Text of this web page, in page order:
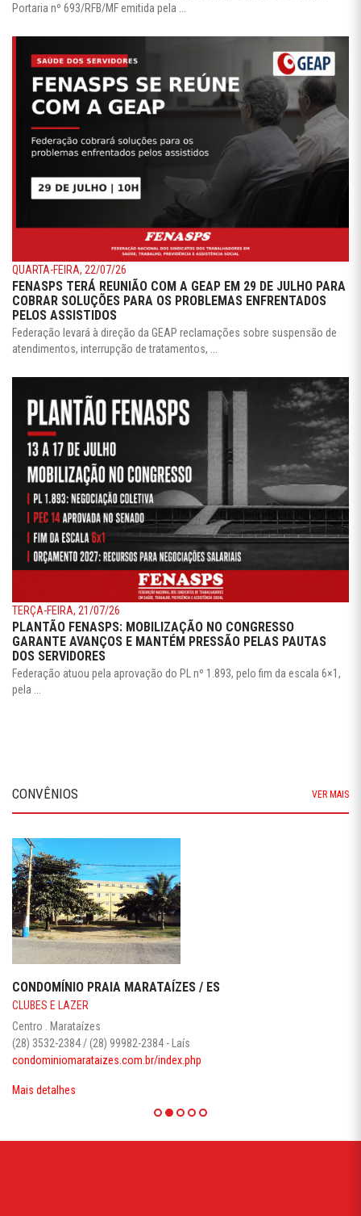
Portaria nº 693/RFB/MF emitida pela ...
QUARTA-FEIRA, 22/07/26
FENASPS TERÁ REUNIÃO COM A GEAP EM 29 DE JULHO PARA
COBRAR SOLUÇÕES PARA OS PROBLEMAS ENFRENTADOS
PELOS ASSISTIDOS
Federação levará à direção da GEAP reclamações sobre suspensão de
atendimentos, interrupção de tratamentos, ...
TERÇA-FEIRA, 21/07/26
PLANTÃO FENASPS: MOBILIZAÇÃO NO CONGRESSO
GARANTE AVANÇOS E MANTÉM PRESSÃO PELAS PAUTAS
DOS SERVIDORES
Federação atuou pela aprovação do PL nº 1.893, pelo fim da escala 6×1,
pela ...
CONVÊNIOS VER MAIS
CONDOMÍNIO PRAIA MARATAÍZES / ES
CLUBES E LAZER
Centro . Marataízes
(28) 3532-2384 / (28) 99982-2384 - Laís
condominiomarataizes.com.br/index.php
Mais detalhes